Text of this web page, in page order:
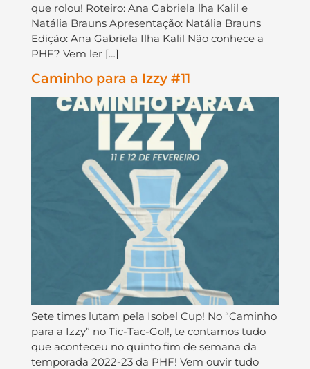
que rolou! Roteiro: Ana Gabriela lha Kalil e
Natália Brauns Apresentação: Natália Brauns
Edição: Ana Gabriela Ilha Kalil Não conhece a
PHF? Vem ler […]
Caminho para a Izzy #11
Sete times lutam pela Isobel Cup! No “Caminho
para a Izzy” no Tic-Tac-Gol!, te contamos tudo
que aconteceu no quinto fim de semana da
temporada 2022-23 da PHF! Vem ouvir tudo